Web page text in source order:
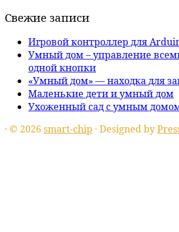
Свежие записи
Игровой контроллер для
Умный дом – управление
одной кнопки
«Умный дом» — находка для
Маленькие дети и умный дом
Ухоженный сад с умным
· © 2026 smart-chip · Designed by